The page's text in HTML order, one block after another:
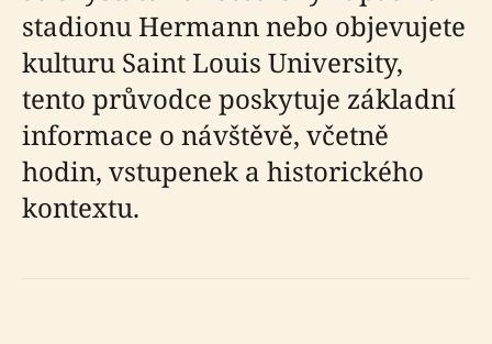
stadionu Hermann nebo objevujete
kulturu Saint Louis University,
tento průvodce poskytuje základní
informace o návštěvě, včetně
hodin, vstupenek a historického
kontextu.